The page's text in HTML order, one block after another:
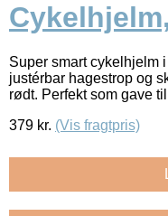
Super smart cykelhjelm
justérbar hagestrop og
rødt. Perfekt som gave
379 kr. (Vis fragtpris)